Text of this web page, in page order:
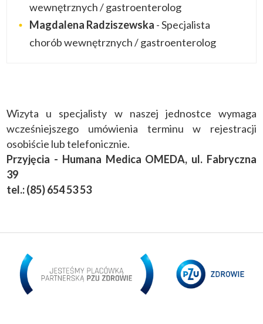
wewnętrznych / gastroenterolog
Magdalena Radziszewska - Specjalista
chorób wewnętrznych / gastroenterolog
Wizyta u specjalisty w naszej jednostce wymaga
wcześniejszego umówienia terminu w rejestracji
osobiście lub telefonicznie.
Przyjęcia - Humana Medica OMEDA, ul. Fabryczna
39
tel.: (85) 654 53 53